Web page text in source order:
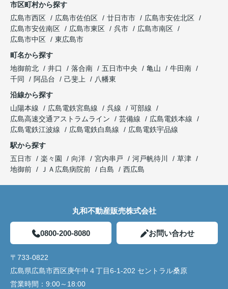
市区町村から探す
広島市西区
広島市佐伯区 廿日市市
広島市安佐北区
広島市安佐南区
広島市東区 呉市
広島市南区
広島市中区
東広島市
町名から探す
地御前北
井口 落合南 五日市中央 亀山
牛田南
千同
阿品台 己斐上
八幡東
沿線から探す
山陽本線
広島電鉄宮島線 呉線
可部線
広島高速交通アストラムライン
芸備線
広島電鉄本線
広島電鉄江波線
広島電鉄白島線
広島電鉄宇品線
駅から探す
五日市
楽々園 向洋 宮内串戸 河戸帆待川
草津
地御前
ＪＡ広島病院前 白島 西広島
丸和不動産販売株式会社
0800-200-8080 お問い合わせ
〒733-0822
広島県広島市西区庚午中４丁目6-1-202 セントラル桑原
営業時間： 9:00～18:00